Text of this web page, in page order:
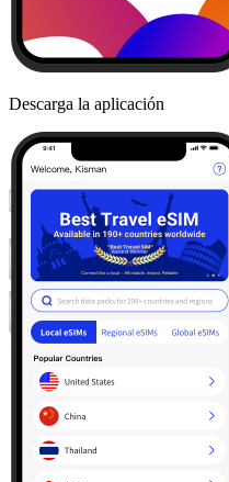
Descarga la aplicación